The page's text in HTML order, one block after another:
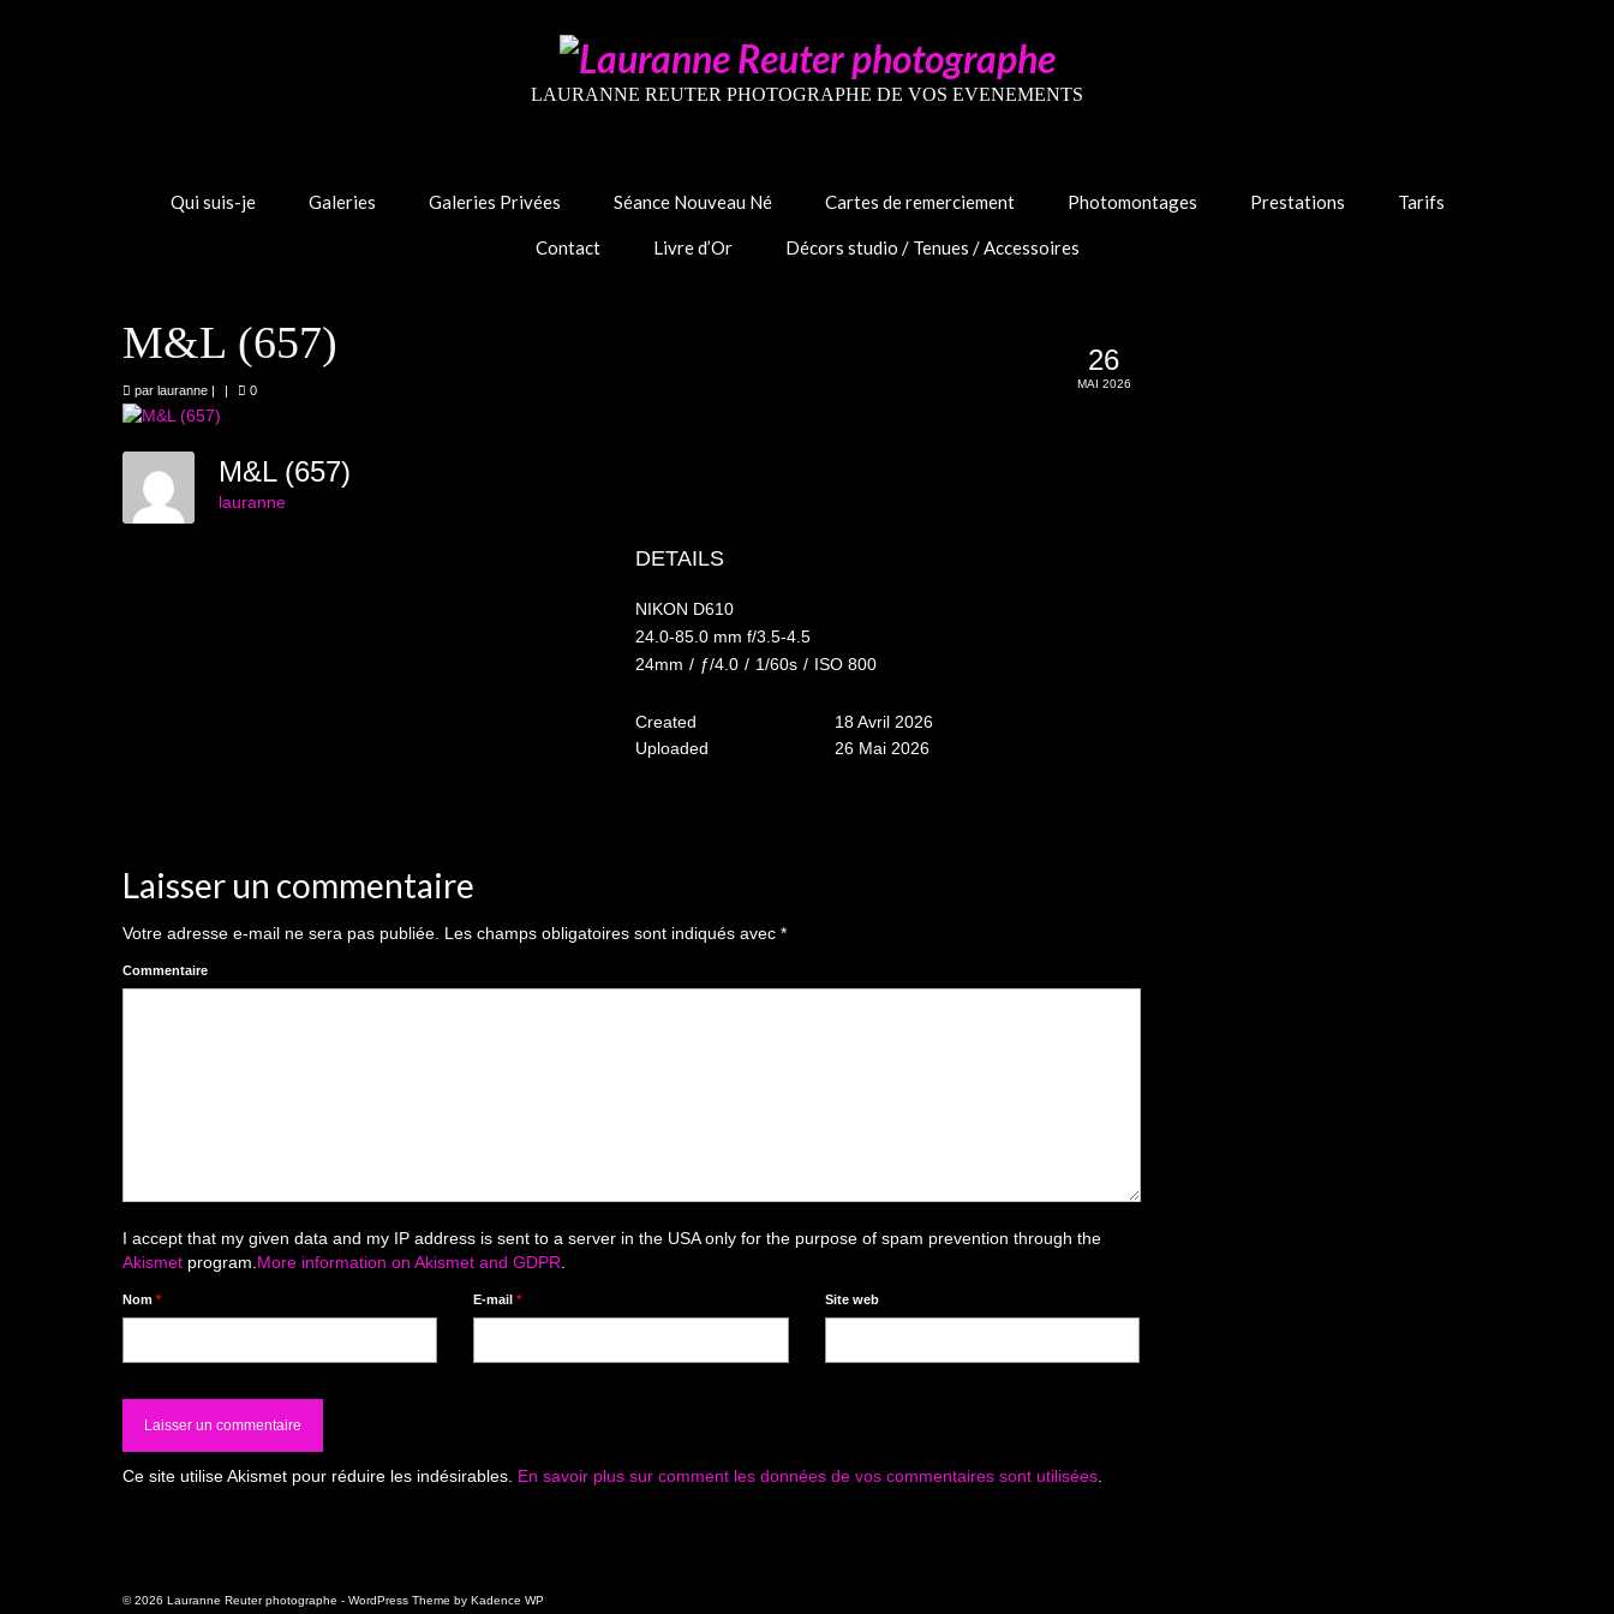
LAURANNE REUTER PHOTOGRAPHE DE VOS EVENEMENTS
Qui suis-je Galeries Galeries Privées Séance Nouveau Né Cartes de remerciement Photomontages Prestations Tarifs
Contact Livre d’Or Décors studio / Tenues / Accessoires
26
MAI 2026
M&L (657)
par lauranne | | 0
M&L (657)
lauranne
DETAILS
NIKON D610
24.0-85.0 mm f/3.5-4.5
24mm / ƒ/4.0 / 1/60s / ISO 800
Created
18 Avril 2026
Uploaded
26 Mai 2026
Laisser un commentaire
Votre adresse e-mail ne sera pas publiée. Les champs obligatoires sont indiqués avec *
Commentaire
I accept that my given data and my IP address is sent to a server in the USA only for the purpose of spam prevention through the
Akismet program. More information on Akismet and GDPR
Nom * E-mail* Site web
Ce site utilise Akismet pour réduire les indésirables. En savoir plus sur comment les données de vos commentaires sont utilisées
© 2026 Lauranne Reuter photographe - WordPress Theme by Kadence WP